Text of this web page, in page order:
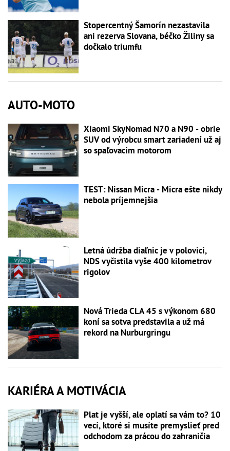
Stopercentný Šamorín nezastavila
ani rezerva Slovana, béčko Žiliny sa
dočkalo triumfu
AUTO-MOTO
Xiaomi SkyNomad N70 a N90 - obrie
SUV od výrobcu smart zariadení už aj
so spaľovacím motorom
TEST: Nissan Micra - Micra ešte nikdy
nebola príjemnejšia
Letná údržba diaľnic je v polovici,
NDS vyčistila vyše 400 kilometrov
rigolov
Nová Trieda CLA 45 s výkonom 680
koní sa sotva predstavila a už má
rekord na Nurburgringu
KARIÉRA A MOTIVÁCIA
Plat je vyšší, ale oplatí sa vám to? 10
vecí, ktoré si musíte premyslieť pred
odchodom za prácou do zahraničia